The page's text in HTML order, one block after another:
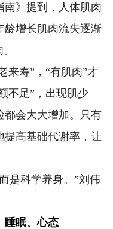
南》提到，人体肌肉
龄增长肌肉流失逐渐
寿”，“有肌肉”才
不足”，出现肌少
都会大大增加。只有
提高基础代谢率，让
科学养身。”刘伟
眠、心态